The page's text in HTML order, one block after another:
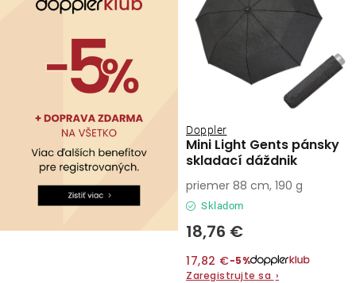
Mini Light Gents pánsky
skladací dáždnik
Doppler
Skladom
18,76 €
17,82 €−5%
Zaregistrujte sa ›
priemer 88 cm, 190 g